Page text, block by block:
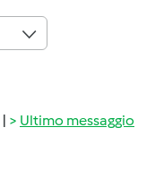
Ultimo messaggio